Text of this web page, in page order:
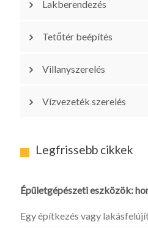
Lakberendezés
Tetőtér beépítés
Villanyszerelés
Vízvezeték szerelés
Legfrissebb cikkek
Épületgépészeti eszközök:
Egy építkezés vagy